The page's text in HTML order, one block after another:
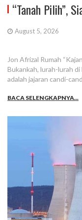
“Tanah Pilih”,
August 5, 2026
Jon Afrizal Rumah
Bukankah, lurah-lurah
adalah jajaran candi-
BACA SELENGKAPNYA...